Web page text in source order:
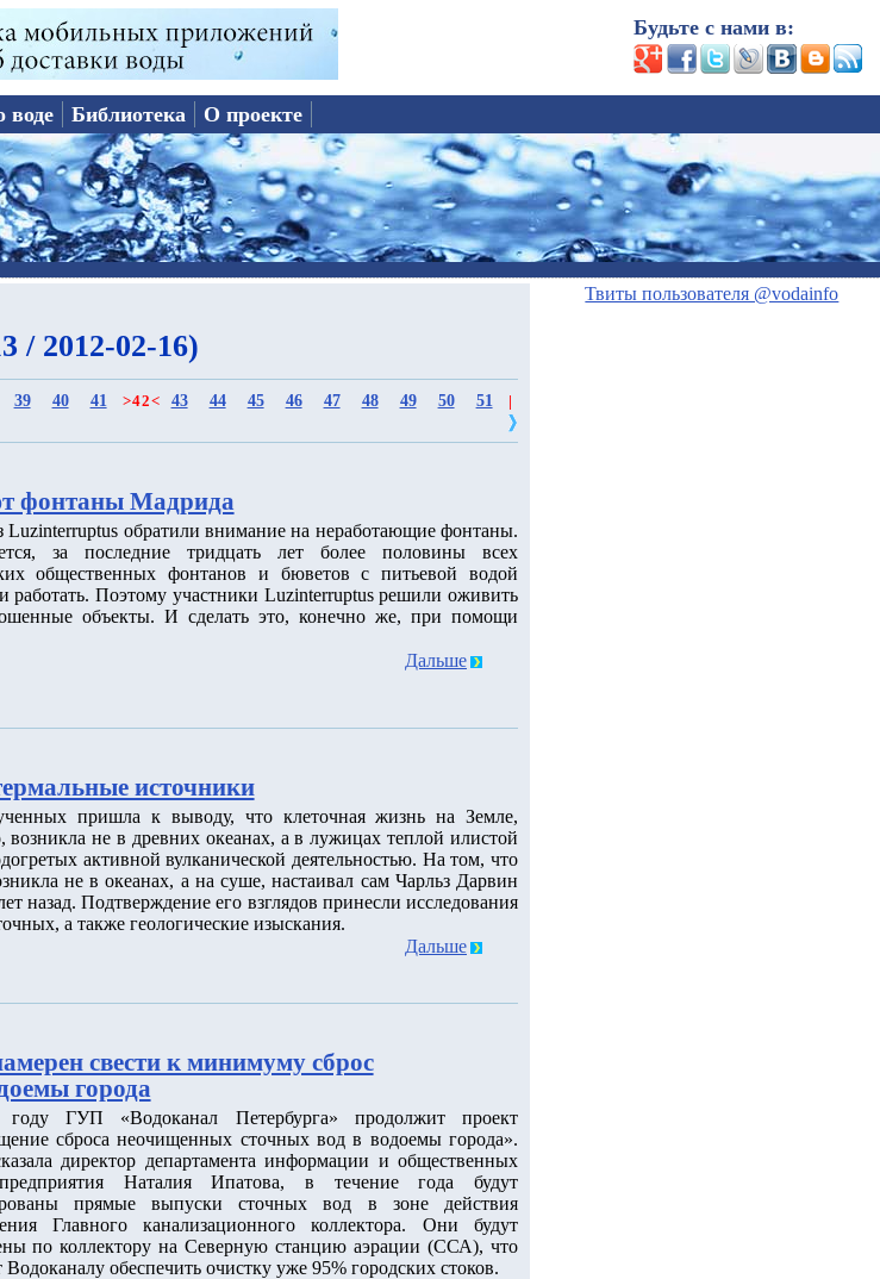
Будьте с нами в:
воде Библиотека О проекте
/ 2012-02-16)
39 40 41 >42< 43 44 45 46 47 48 49 50 51
фонтаны Мадрида
Luzinterruptus обратили внимание на неработающие фонтаны.
за последние тридцать лет более половины всех
общественных фонтанов и бюветов с питьевой водой
работать. Поэтому участники Luzinterruptus решили оживить
объекты. И сделать это, конечно же, при помощи
Дальше
источники
пришла к выводу, что клеточная жизнь на Земле,
возникла не в древних океанах, а в лужицах теплой илистой
активной вулканической деятельностью. На том, что
не в океанах, а на суше, настаивал сам Чарльз Дарвин
назад. Подтверждение его взглядов принесли исследования
а также геологические изыскания.
Дальше
свести к минимуму сброс
города
ГУП «Водоканал Петербурга» продолжит проект
сброса неочищенных сточных вод в водоемы города».
директор департамента информации и общественных
Наталия Ипатова, в течение года будут
прямые выпуски сточных вод в зоне действия
Главного канализационного коллектора. Они будут
по коллектору на Северную станцию аэрации (ССА), что
Водоканалу обеспечить очистку уже 95% городских стоков.
Твиты пользователя @vodainfo